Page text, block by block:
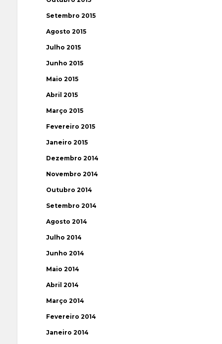
Setembro 2015
Agosto 2015
Julho 2015
Junho 2015
Maio 2015
Abril 2015
Março 2015
Fevereiro 2015
Janeiro 2015
Dezembro 2014
Novembro 2014
Outubro 2014
Setembro 2014
Agosto 2014
Julho 2014
Junho 2014
Maio 2014
Abril 2014
Março 2014
Fevereiro 2014
Janeiro 2014